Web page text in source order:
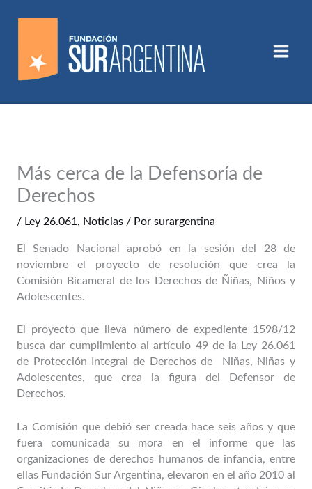
Más cerca de la Defensoría de
Derechos
/ Ley 26.061, Noticias/ Por surargentina
El Senado Nacional aprobó en la sesión del 28 de
noviembre el proyecto de resolución que crea la
Comisión Bicameral de los Derechos de Ñiñas, Niños y
Adolescentes.
El proyecto que lleva número de expediente 1598/12
busca dar cumplimiento al artículo 49 de la Ley 26.061
de Protección Integral de Derechos de Niñas, Niñas y
Adolescentes, que crea la figura del Defensor de
Derechos.
La Comisión que debió ser creada hace seis años y que
fuera comunicada su mora en el informe que las
organizaciones de derechos humanos de infancia, entre
ellas Fundación Sur Argentina, elevaron en el año 2010 al